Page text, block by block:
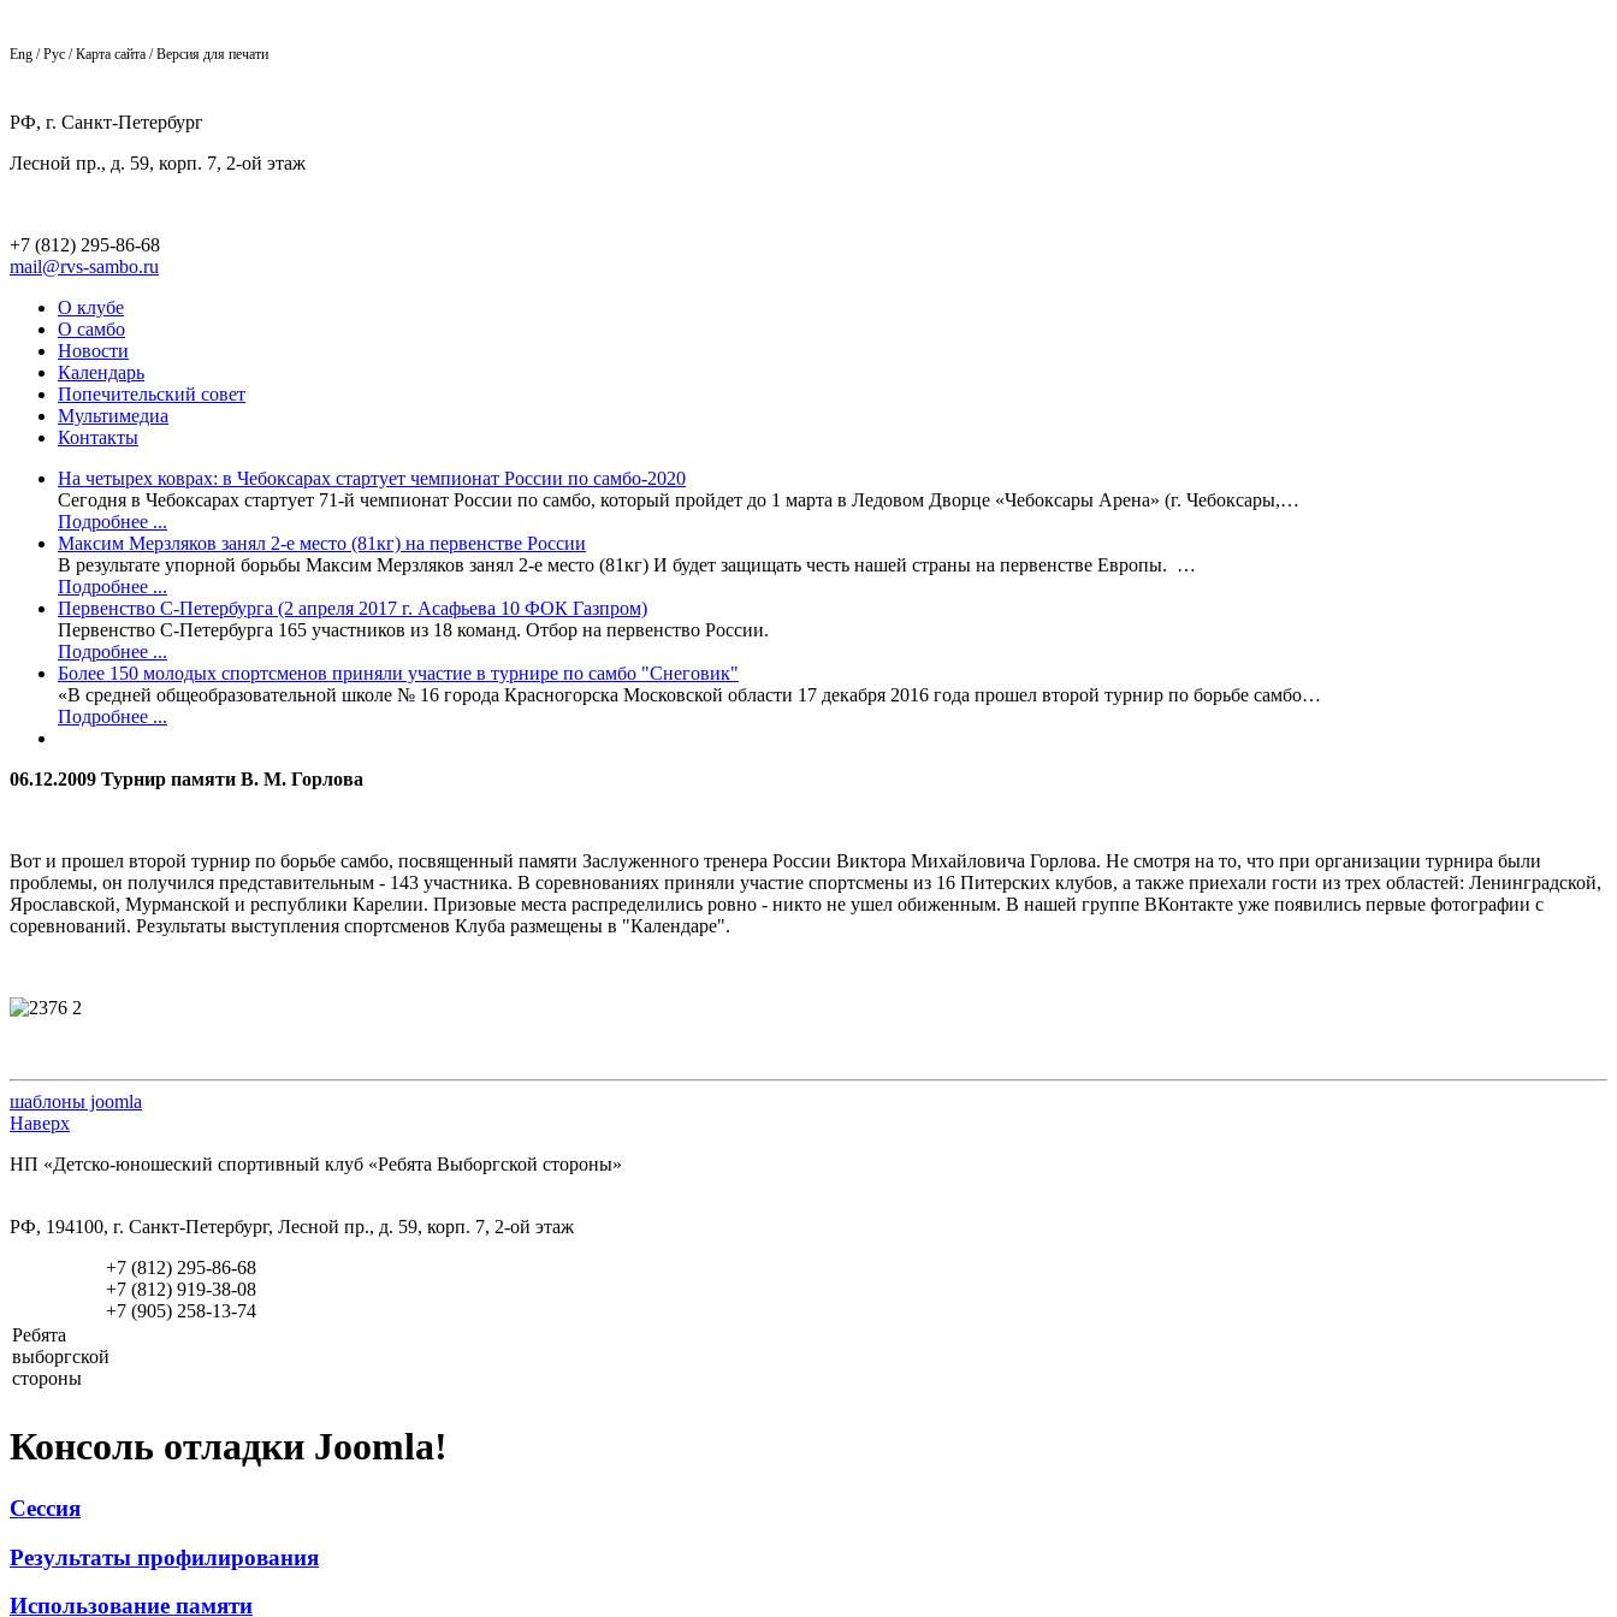
Eng / Рус / Карта сайта / Версия для печати
РФ, г. Санкт-Петербург
Лесной пр., д. 59, корп. 7, 2-ой этаж
+7 (812) 295-86-68
mail@rvs-sambo.ru
О клубе
О самбо
Новости
Календарь
Попечительский совет
Мультимедиа
Контакты
На четырех коврах: в Чебоксарах стартует чемпионат России по самбо-2020
Сегодня в Чебоксарах стартует 71-й чемпионат России по самбо, который пройдет до 1 марта в Ледовом Дворце «Чебоксары Арена» (г. Чебоксары,…
Подробнее ...
Максим Мерзляков занял 2-е место (81кг) на первенстве России
В результате упорной борьбы Максим Мерзляков занял 2-е место (81кг) И будет защищать честь нашей страны на первенстве Европы. …
Подробнее ...
Первенство С-Петербурга (2 апреля 2017 г. Асафьева 10 ФОК Газпром)
Первенство С-Петербурга 165 участников из 18 команд. Отбор на первенство России.
Подробнее ...
Более 150 молодых спортсменов приняли участие в турнире по самбо "Снеговик"
«В средней общеобразовательной школе № 16 города Красногорска Московской области 17 декабря 2016 года прошел второй турнир по борьбе самбо…
Подробнее ...
06.12.2009 Турнир памяти В. М. Горлова
Вот и прошел второй турнир по борьбе самбо, посвященный памяти Заслуженного тренера России Виктора Михайловича Горлова. Не смотря на то, что при организации турнира были
проблемы, он получился представительным - 143 участника. В соревнованиях приняли участие спортсмены из 16 Питерских клубов, а также приехали гости из трех областей: Ленинградской,
Ярославской, Мурманской и республики Карелии. Призовые места распределились ровно - никто не ушел обиженным. В нашей группе ВКонтакте уже появились первые фотографии с
соревнований. Результаты выступления спортсменов Клуба размещены в "Календаре".
шаблоны joomla
Наверх
НП «Детско-юношеский спортивный клуб «Ребята Выборгской стороны»
РФ, 194100, г. Санкт-Петербург, Лесной пр., д. 59, корп. 7, 2-ой этаж
+7 (812) 295-86-68
+7 (812) 919-38-08
+7 (905) 258-13-74
Ребята
выборгской
стороны
Консоль отладки Joomla!
Сессия
Результаты профилирования
Использование памяти